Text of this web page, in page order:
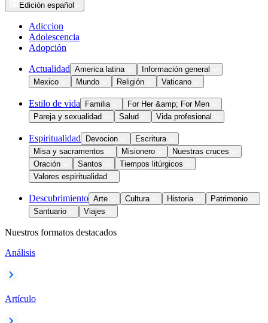
Edición español
Adiccion
Adolescencia
Adopción
Actualidad America latina
Información general
Mexico
Mundo Religión Vaticano
Estilo de vida Familia
For Her &amp; For Men
Pareja y sexualidad
Salud Vida profesional
Espiritualidad Devocion
Escritura
Misa y sacramentos
Misionero
Nuestras cruces
Oración
Santos
Tiempos litúrgicos
Valores espiritualidad
Descubrimiento Arte Cultura Historia
Patrimonio
Santuario
Viajes
Nuestros formatos destacados
Análisis
Artículo